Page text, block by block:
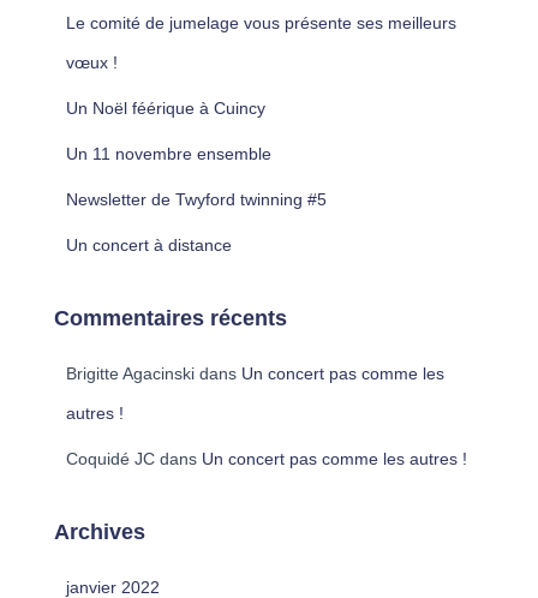
Le comité de jumelage vous présente ses meilleurs
vœux !
Un Noël féérique à Cuincy
Un 11 novembre ensemble
Newsletter de Twyford twinning #5
Un concert à distance
Commentaires récents
Brigitte Agacinski dans Un concert pas comme les
autres !
Coquidé JC dans Un concert pas comme les autres !
Archives
janvier 2022